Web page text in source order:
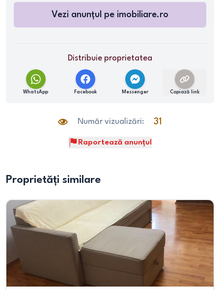
Vezi anunțul pe imobiliare.ro
Distribuie proprietatea
WhatsApp Facebook Messenger Copiază link
Număr vizualizări: 31
Raportează anunțul
Proprietăți similare